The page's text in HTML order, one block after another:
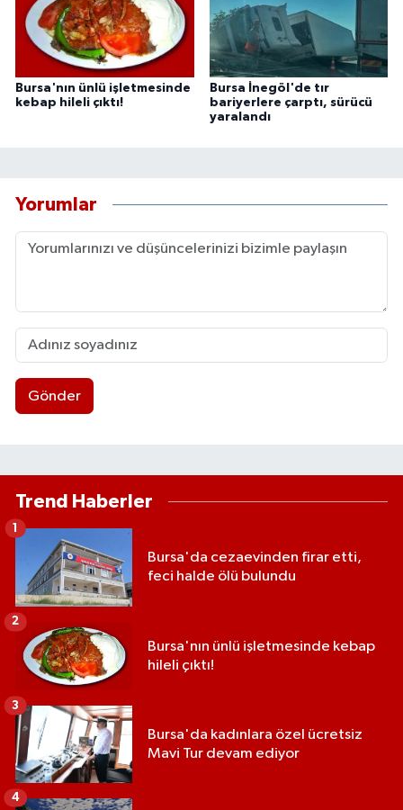
Bursa'nın ünlü işletmesinde
kebap hileli çıktı!
Bursa İnegöl'de tır
bariyerlere çarptı, sürücü
yaralandı
Yorumlar
Gönder
Trend Haberler
Bursa'da cezaevinden firar etti,
feci halde ölü bulundu
1
Bursa'nın ünlü işletmesinde kebap
hileli çıktı!
2
Bursa'da kadınlara özel ücretsiz
Mavi Tur devam ediyor
3
4